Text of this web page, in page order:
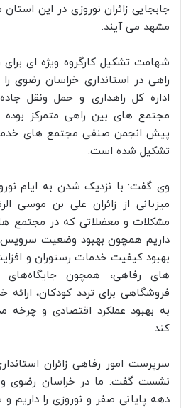
جابجایی زائران نوروزی در این
مشهد می آیند.
شهامت تشکیل کارگروه ویژه ای
راهی در استانداری خراسان رضوی
اداره کل راهداری و حمل ونقل
مجتمع های بین راهی متمرکز
پیش انجمن صنفی مجتمع های
تشکیل شده است.
وی گفت: با نزدیک شدن به ایام
میزبانی از زائران علی بن موسی
مشکلات و معضلاتی که در مجتمع
داریم همچون بهبود وضعیت سرویس
بهبود کیفیت خدمات رستوران و
های رفاهی، همچون
فروشگاهی برای تردد کودکان،
به بهبود عملکرد اقتصادی و
کند.
سرپرست امور رفاهی زائران
نشست گفت: ما در خراسان رضوی